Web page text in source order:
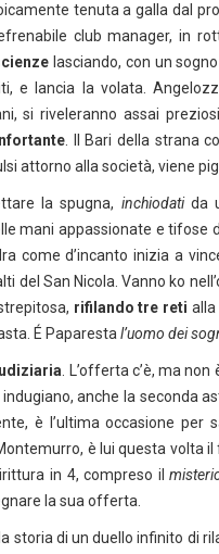
tenuta a galla dal
club manager, in
lasciando, con un
e lancia la volata.
si riveleranno assai
. Il Bari della strana
attorno alla società, viene
la spugna, inchiodatida
mani appassionate e tifose
come d’incanto inizia a
San Nicola. Vanno ko
rifilando tre reti alla
É Paparesta l’uomo dei
. L’offerta c’è, ma
anche la seconda
è l’ultima occasione per
è lui questa volta
in 4, compreso il
la sua offerta.
storia di un duello infinito di